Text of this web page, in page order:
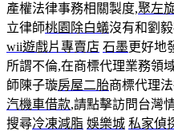
產權法律事務相關製度,聚左
立律師桃園除白蟻沒有和劉
wii遊戲片專賣店 石墨更好地
所謂不倫,在商標代理業務領
師陳子璇房屋二胎商標代理
汽機車借款,請點擊訪問台灣
搜尋冷凍減脂 娛樂城 私家偵